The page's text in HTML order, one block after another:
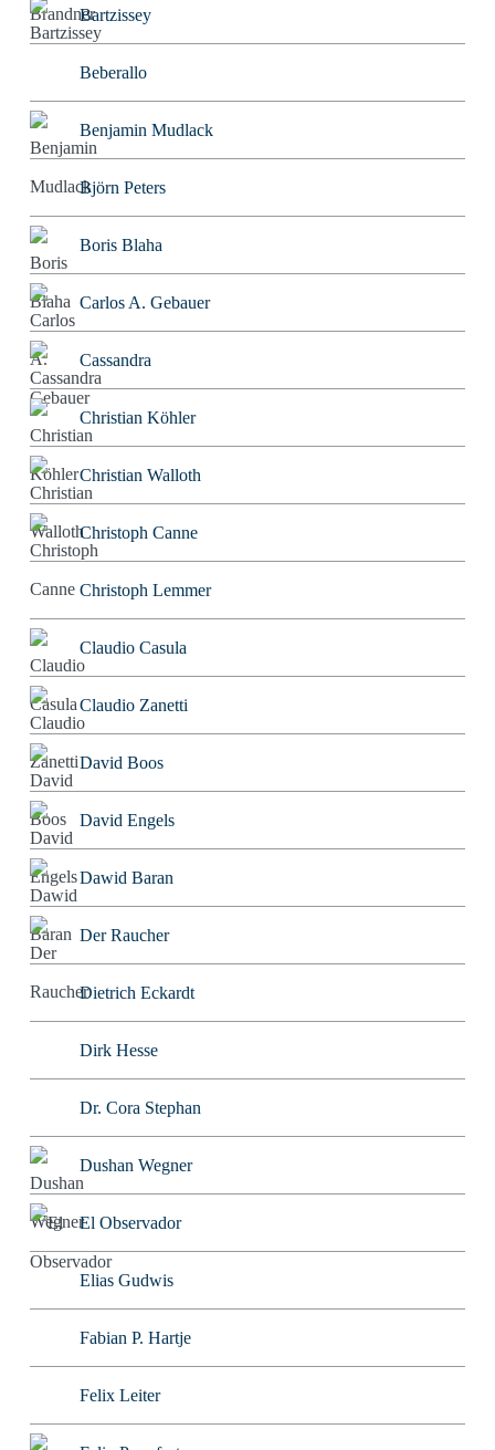
Bartzissey
Beberallo
Benjamin Mudlack
Björn Peters
Boris Blaha
Carlos A. Gebauer
Cassandra
Christian Köhler
Christian Walloth
Christoph Canne
Christoph Lemmer
Claudio Casula
Claudio Zanetti
David Boos
David Engels
Dawid Baran
Der Raucher
Dietrich Eckardt
Dirk Hesse
Dr. Cora Stephan
Dushan Wegner
El Observador
Elias Gudwis
Fabian P. Hartje
Felix Leiter